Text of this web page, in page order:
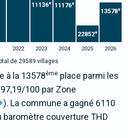
11136e 11176e
22852e
13578e
2022 2023 2024 2025 2026
de 29589 villages
à la 13578ème place parmi les
100 par Zone
). La commune a gagné 6110
baromètre couverture THD